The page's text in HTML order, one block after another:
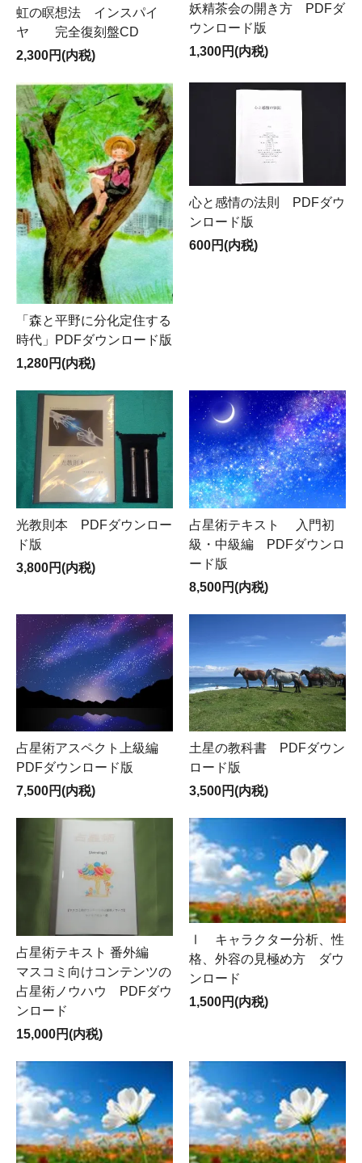
虹の瞑想法 インスパイ
ヤ 完全復刻盤CD
2,300円(内税)
妖精茶会の開き方 PDFダ
ウンロード版
1,300円(内税)
「森と平野に分化定住する
時代」PDFダウンロード版
1,280円(内税)
心と感情の法則 PDFダウ
ンロード版
600円(内税)
光教則本 PDFダウンロー
ド版
3,800円(内税)
占星術テキスト 入門初
級・中級編 PDFダウンロ
ード版
8,500円(内税)
占星術アスペクト上級編
PDFダウンロード版
7,500円(内税)
土星の教科書 PDFダウン
ロード版
3,500円(内税)
占星術テキスト 番外編
マスコミ向けコンテンツの
占星術ノウハウ PDFダウ
ンロード
15,000円(内税)
Ⅰ キャラクター分析、性
格、外容の見極め方 ダウ
ンロード
1,500円(内税)